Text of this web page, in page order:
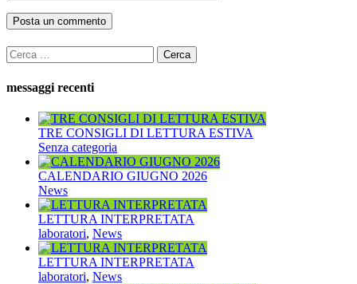
Ricerca
per:
messaggi recenti
TRE CONSIGLI DI LETTURA ESTIVA
Senza categoria
CALENDARIO GIUGNO 2026
News
LETTURA INTERPRETATA
laboratori, News
LETTURA INTERPRETATA
laboratori, News